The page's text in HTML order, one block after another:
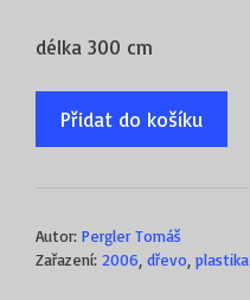
délka 300 cm
Přidat do košíku
Autor: Pergler Tomáš
Zařazení: 2006 dřevo plastika